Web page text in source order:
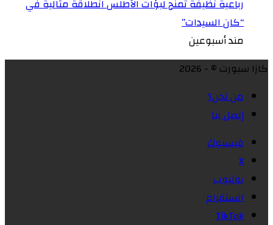
رباعية نظيفة تمنح لبؤات الأطلس انطلاقة مثالية في
“كان السيدات”
مند أسبوعين
كازا سبورت © - 2026
من نحن؟
إتصل بنا
فيسبوك
X
يوتيوب
انستقرام
‫TikTok